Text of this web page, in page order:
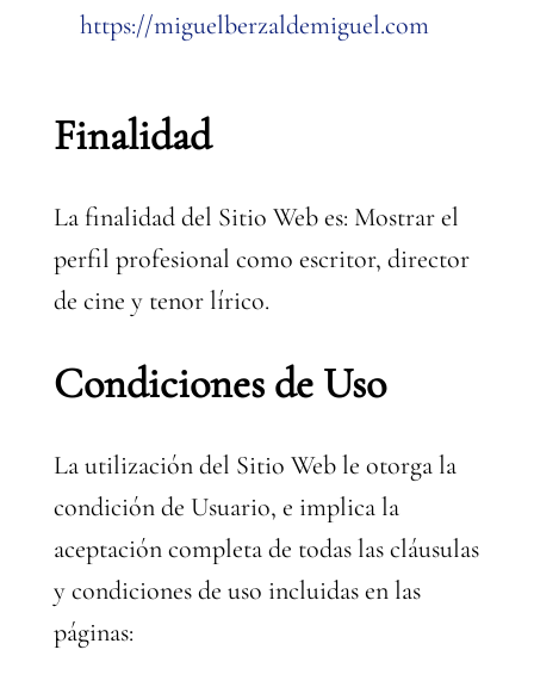
https://miguelberzaldemiguel.com
Finalidad
La finalidad del Sitio Web es: Mostrar el
perfil profesional como escritor, director
de cine y tenor lírico.
Condiciones de Uso
La utilización del Sitio Web le otorga la
condición de Usuario, e implica la
aceptación completa de todas las cláusulas
y condiciones de uso incluidas en las
páginas: